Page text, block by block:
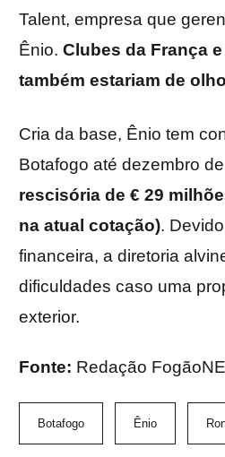
Talent, empresa que
Ênio. Clubes da França
também estariam de
Cria da base, Ênio tem
Botafogo até dezembro
rescisória de € 29
na atual cotação).
financeira, a diretoria
dificuldades caso uma
exterior.
Fonte: Redação
Botafogo Ênio